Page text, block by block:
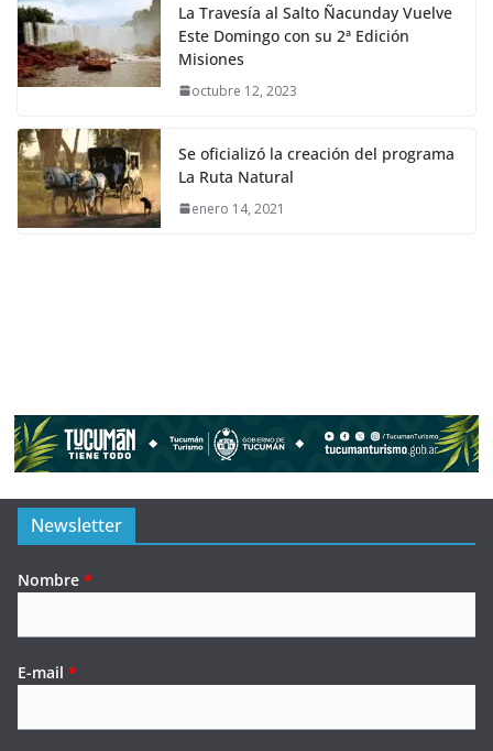
La Travesía al Salto Ñacunday Vuelve
Este Domingo con su 2ª Edición
Misiones
octubre 12, 2023
Se oficializó la creación del programa
La Ruta Natural
enero 14, 2021
Newsletter
Nombre *
E-mail *